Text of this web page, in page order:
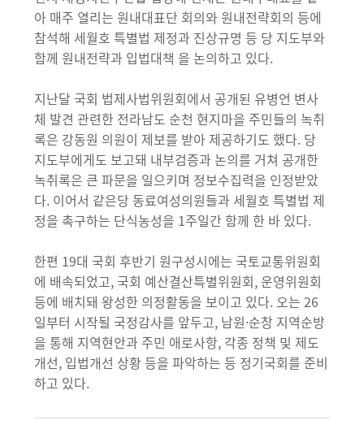
아 매주 열리는 원내대표단 회의와 원내전략회의 등에
참석해 세월호 특별법 제정과 진상규명 등 당 지도부와
함께 원내전략과 입법대책 을 논의하고 있다.
지난달 국회 법제사법위원회에서 공개된 유병언 변사
체 발견 관련한 전라남도 순천 현지마을 주민들의 녹취
록은 강동원 의원이 제보를 받아 제공하기도 했다. 당
지도부에게도 보고돼 내부검증과 논의를 거쳐 공개한
녹취록은 큰 파문을 일으키며 정보수집력을 인정받았
다. 이어서 같은당 동료여성의원들과 세월호 특별법 제
정을 촉구하는 단식농성을 1주일간 함께 한 바 있다.
한편 19대 국회 후반기 원구성시에는 국토교통위원회
에 배속되었고, 국회 예산결산특별위원회, 운영위원회
등에 배치돼 왕성한 의정활동을 보이고 있다. 오는 26
일부터 시작될 국정감사를 앞두고, 남원·순창 지역순방
을 통해 지역현안과 주민 애로사항, 각종 정책 및 제도
개선, 입법개선 상황 등을 파악하는 등 정기국회를 준비
하고 있다.